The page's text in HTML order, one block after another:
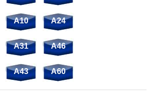
A10 A24
A31 A46
A43 A60